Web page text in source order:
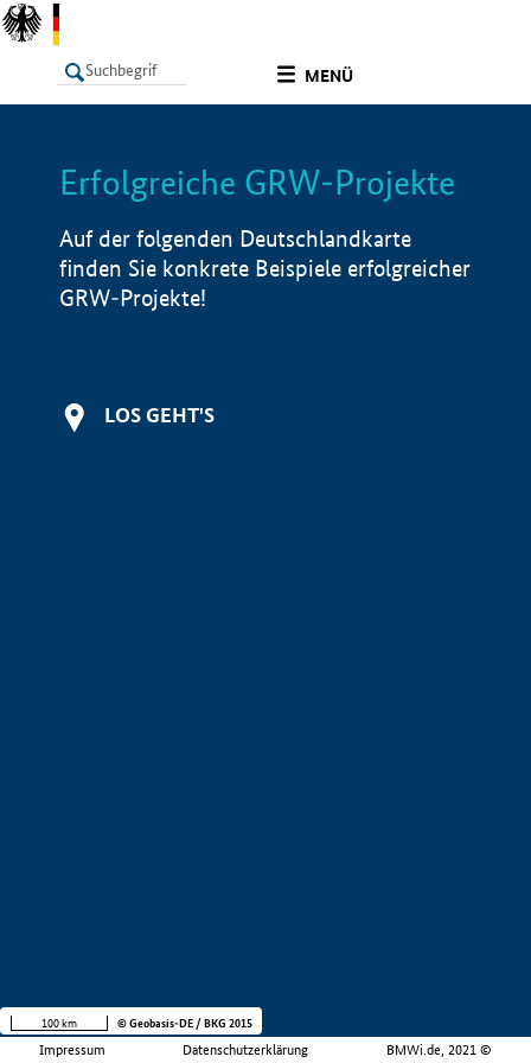
MENÜ
LISTE Info
Erfolgreiche GRW-Projekte
Auf der folgenden Deutschlandkarte
finden Sie konkrete Beispiele erfolgreicher
GRW-Projekte!
LOS GEHT'S
Impressum Datenschutzerklärung BMWi.de, 2021 ©
100 km © Geobasis-DE / BKG 2015